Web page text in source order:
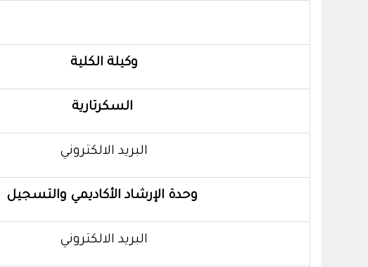
وكيلة الكلية
السكرتارية
البريد الالكتروني
وحدة الإرشاد الأكاديمي والتسجيل
البريد الالكتروني